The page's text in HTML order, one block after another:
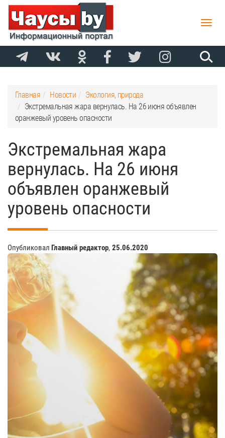
Toggle
Главная Новости
Экология, природа
Экстремальная жара вернулась. На 26 июня объявлен
оранжевый уровень опасности
Экстремальная жара
вернулась. На 26 июня
объявлен оранжевый
уровень опасности
Опубликовал Главный редактор, 25.06.2020